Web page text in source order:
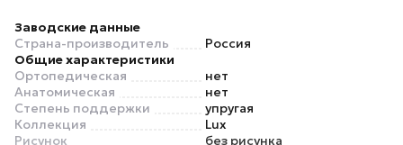
Заводские данные
Страна-производитель
Россия
Общие характеристики
Ортопедическая
нет
Анатомическая
нет
Степень поддержки
упругая
Коллекция
Lux
Рисунок
без рисунка